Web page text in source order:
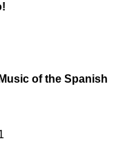
of the Spanish